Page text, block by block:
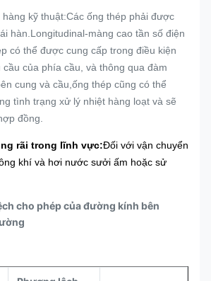
kỹ thuật:Các ống thép phải được
hàn.Longitudinal-màng cao tần số điện
có thể được cung cấp trong điều kiện
của phía cầu, và thông qua đàm
cung và cầu,ống thép cũng có thể
tình trạng xử lý nhiệt hàng loạt và sẽ
đồng.
rãi trong lĩnh vực:Đối với vận chuyển
khí và hơi nước sưởi ấm hoặc sử
cho phép của đường kính bên